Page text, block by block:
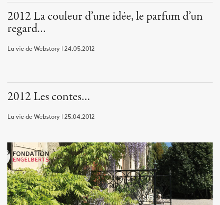
2012 La couleur d’une idée, le parfum d’un
regard…
La vie de Webstory | 24.05.2012
2012 Les contes…
La vie de Webstory | 25.04.2012